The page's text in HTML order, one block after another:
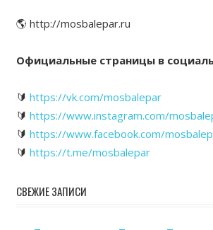
🌎 http://mosbalepar.ru
Официальные страницы в
🔰 https://vk.com/mosbalepar
🔰 https://www.instagram.com/
🔰 https://www.facebook.com/
🔰 https://t.me/mosbalepar
СВЕЖИЕ ЗАПИСИ